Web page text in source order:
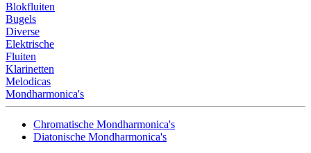
Blokfluiten
Bugels
Diverse
Elektrische
Fluiten
Klarinetten
Melodicas
Mondharmonica's
Chromatische Mondharmonica's
Diatonische Mondharmonica's